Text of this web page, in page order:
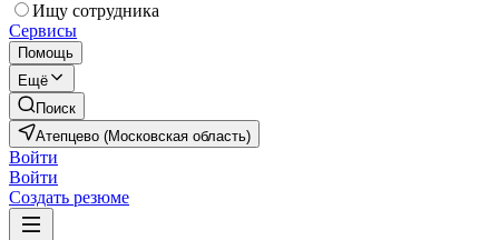
Ищу сотрудника
Сервисы
Помощь
Ещё
Поиск
Атепцево (Московская область)
Войти
Войти
Создать резюме